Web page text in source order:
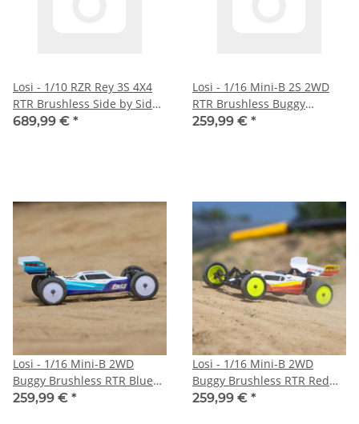
Losi - 1/10 RZR Rey 3S 4X4
RTR Brushless Side by Side
(LOS03029)
689,99 € *
Losi - 1/16 Mini-B 2S 2WD
RTR Brushless Buggy
(Battery & Charger included)
259,99 € *
Losi - 1/16 Mini-B 2WD
Buggy Brushless RTR Blue
(LOS01024T2)
259,99 € *
Losi - 1/16 Mini-B 2WD
Buggy Brushless RTR Red
(LOS01024T1)
259,99 € *